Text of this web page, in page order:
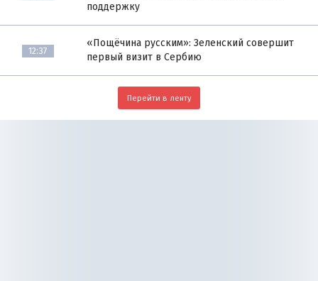
поддержку
12:37
«Пощёчина русским»: Зеленский совершит
первый визит в Сербию
Перейти в ленту